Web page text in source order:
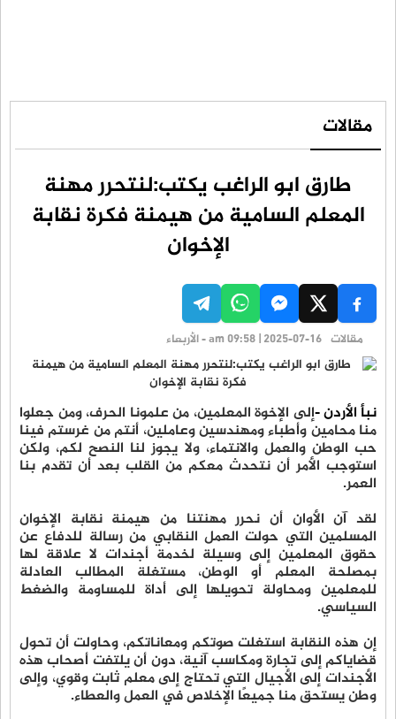
مقالات
طارق ابو الراغب يكتب:لنتحرر مهنة
المعلم السامية من هيمنة فكرة نقابة
الإخوان
مقالات am 09:58 | 2025-07-16 - الأربعاء
نبأ الأردن -إلى الإخوة المعلمين، من علمونا الحرف، ومن جعلوا
منا محامين وأطباء ومهندسين وعاملين، أنتم من غرستم فينا
حب الوطن والعمل والانتماء، ولا يجوز لنا النصح لكم، ولكن
استوجب الأمر أن نتحدث معكم من القلب بعد أن تقدم بنا
العمر.
لقد آن الأوان أن نحرر مهنتنا من هيمنة نقابة الإخوان
المسلمين التي حولت العمل النقابي من رسالة للدفاع عن
حقوق المعلمين إلى وسيلة لخدمة أجندات لا علاقة لها
بمصلحة المعلم أو الوطن، مستغلة المطالب العادلة
للمعلمين ومحاولة تحويلها إلى أداة للمساومة والضغط
السياسي.
إن هذه النقابة استغلت صوتكم ومعاناتكم، وحاولت أن تحول
قضاياكم إلى تجارة ومكاسب آنية، دون أن يلتفت أصحاب هذه
الأجندات إلى الأجيال التي تحتاج إلى معلم ثابت وقوي، وإلى
وطن يستحق منا جميعًا الإخلاص في العمل والعطاء.